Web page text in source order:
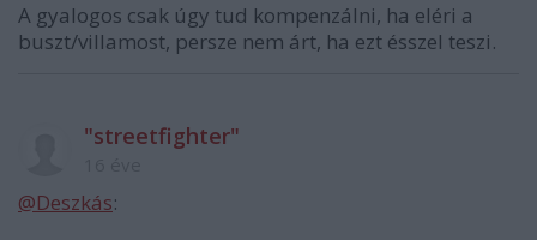
A gyalogos csak úgy tud kompenzálni, ha eléri a
buszt/villamost, persze nem árt, ha ezt ésszel teszi.
"streetfighter"
@Deszkás: